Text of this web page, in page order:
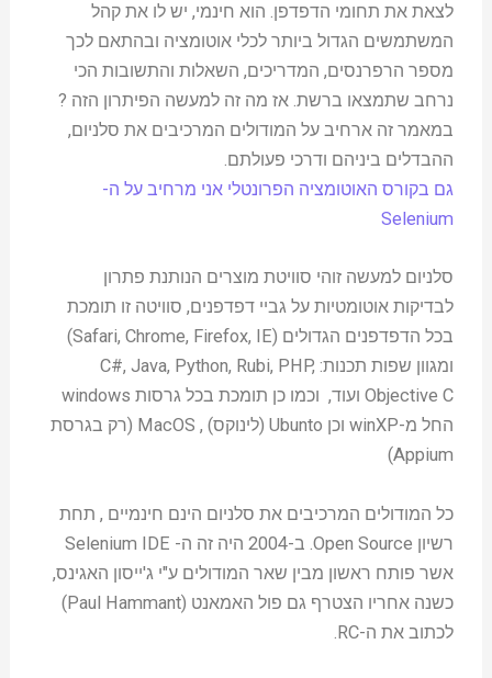
לצאת את תחומי הדפדפן. הוא חינמי, יש לו את קהל
המשתמשים הגדול ביותר לכלי אוטומציה ובהתאם לכך
מספר הרפרנסים, המדריכים, השאלות והתשובות הכי
נרחב שתמצאו ברשת. אז מה זה למעשה הפיתרון הזה ?
במאמר זה ארחיב על המודולים המרכיבים את סלניום,
ההבדלים ביניהם ודרכי פעולתם.
גם בקורס האוטומציה הפרונטלי אני מרחיב על ה-
Selenium
סלניום למעשה זוהי סוויטת מוצרים הנותנת פתרון
לבדיקות אוטומטיות על גביי דפדפנים, סוויטה זו תומכת
בכל הדפדפנים הגדולים (Safari, Chrome, Firefox, IE)
ומגוון שפות תכנות: C#, Java, Python, Rubi, PHP,
Objective C ועוד, וכמו כן תומכת בכל גרסות windows
החל מ-winXP וכן Ubunto (לינוקס) , MacOS (רק בגרסת
Appium)
כל המודולים המרכיבים את סלניום הינם חינמיים , תחת
רשיון Open Source. ב-2004 היה זה ה- Selenium IDE
אשר פותח ראשון מבין שאר המודולים ע"י ג'ייסון האגינס,
כשנה אחריו הצטרף גם פול האמאנט (Paul Hammant)
לכתוב את ה-RC.